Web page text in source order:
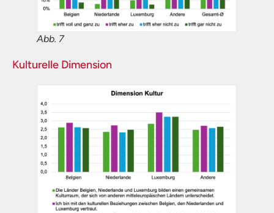
Abb. 7
Kulturelle Dimension